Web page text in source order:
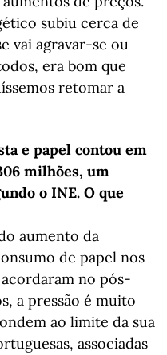
subiu cerca de
vai agravar-se ou
era bom que
retomar a
e papel contou em
milhões, um
o INE. O que
aumento da
de papel nos
no pós-
a pressão é muito
ao limite da sua
associadas